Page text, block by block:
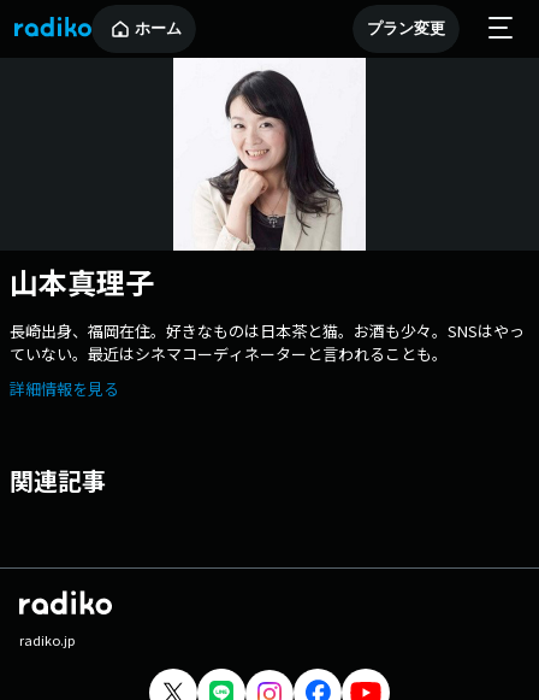
ホーム プラン変更
山本真理子
長崎出身、福岡在住。好きなものは日本茶と猫。お酒も少々。SNSはやっ
ていない。最近はシネマコーディネーターと言われることも。
詳細情報を見る
関連記事
radiko.jp